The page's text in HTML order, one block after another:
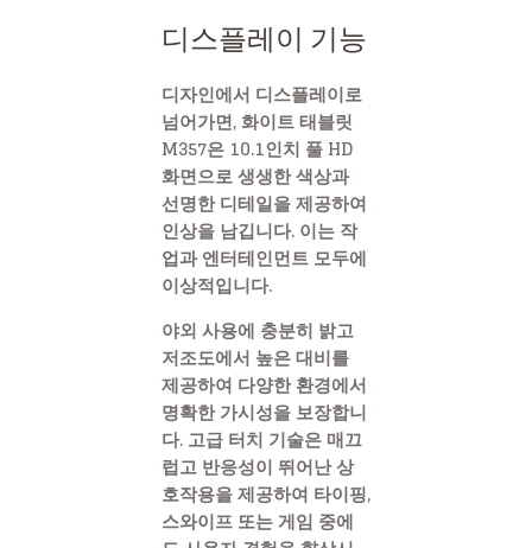
디스플레이 기능
디자인에서 디스플레이로
넘어가면, 화이트 태블릿
M357은 10.1인치 풀 HD
화면으로 생생한 색상과
선명한 디테일을 제공하여
인상을 남깁니다. 이는 작
업과 엔터테인먼트 모두에
이상적입니다.
야외 사용에 충분히 밝고
저조도에서 높은 대비를
제공하여 다양한 환경에서
명확한 가시성을 보장합니
다. 고급 터치 기술은 매끄
럽고 반응성이 뛰어난 상
호작용을 제공하여 타이핑,
스와이프 또는 게임 중에